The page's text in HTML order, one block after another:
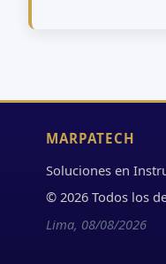
MARPATECH
Soluciones en
© 2026 Todos los
Lima, 08/08/2026